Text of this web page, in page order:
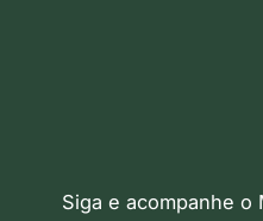
Siga e acompanhe o